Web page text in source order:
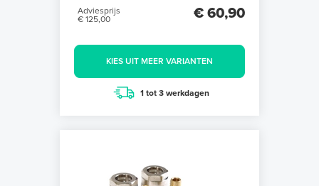
Adviesprijs
€ 125,00
€ 60,90
KIES UIT MEER VARIANTEN
1 tot 3 werkdagen